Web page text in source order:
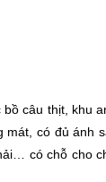
câu thịt, khu
mát, có đủ ánh
có chỗ cho